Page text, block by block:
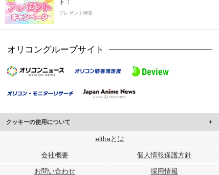
ト！
プレゼント特集
オリコングループサイト
クッキーの使用について
このサイトでは Cookie を使用して、ユーザーに合わせたコンテンツや広告の
行っています。
メディアや広告配信、データ解析の各パートナーに提供しています。
elthaとは
会社概要 個人情報保護方針
お問い合わせ 採用情報